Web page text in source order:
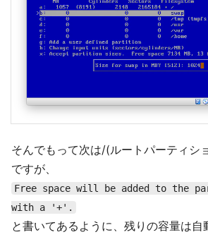
そんでもって次は/(ルートパーティシ
ですが、
Free space will be added to the
with a '+'.
と書いてあるように、残りの容量は自